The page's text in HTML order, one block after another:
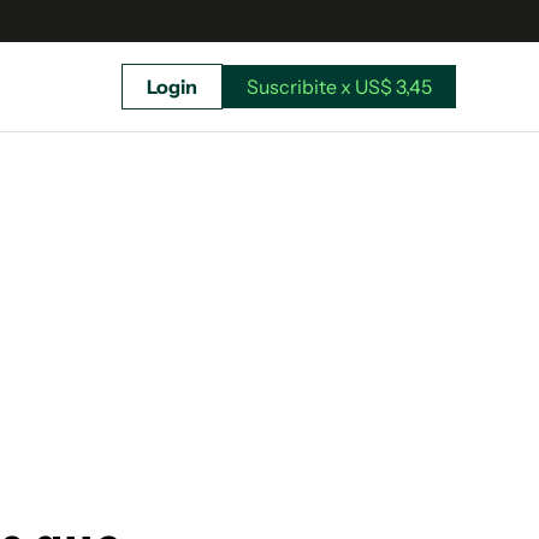
Login Suscribite x US$ 3,45